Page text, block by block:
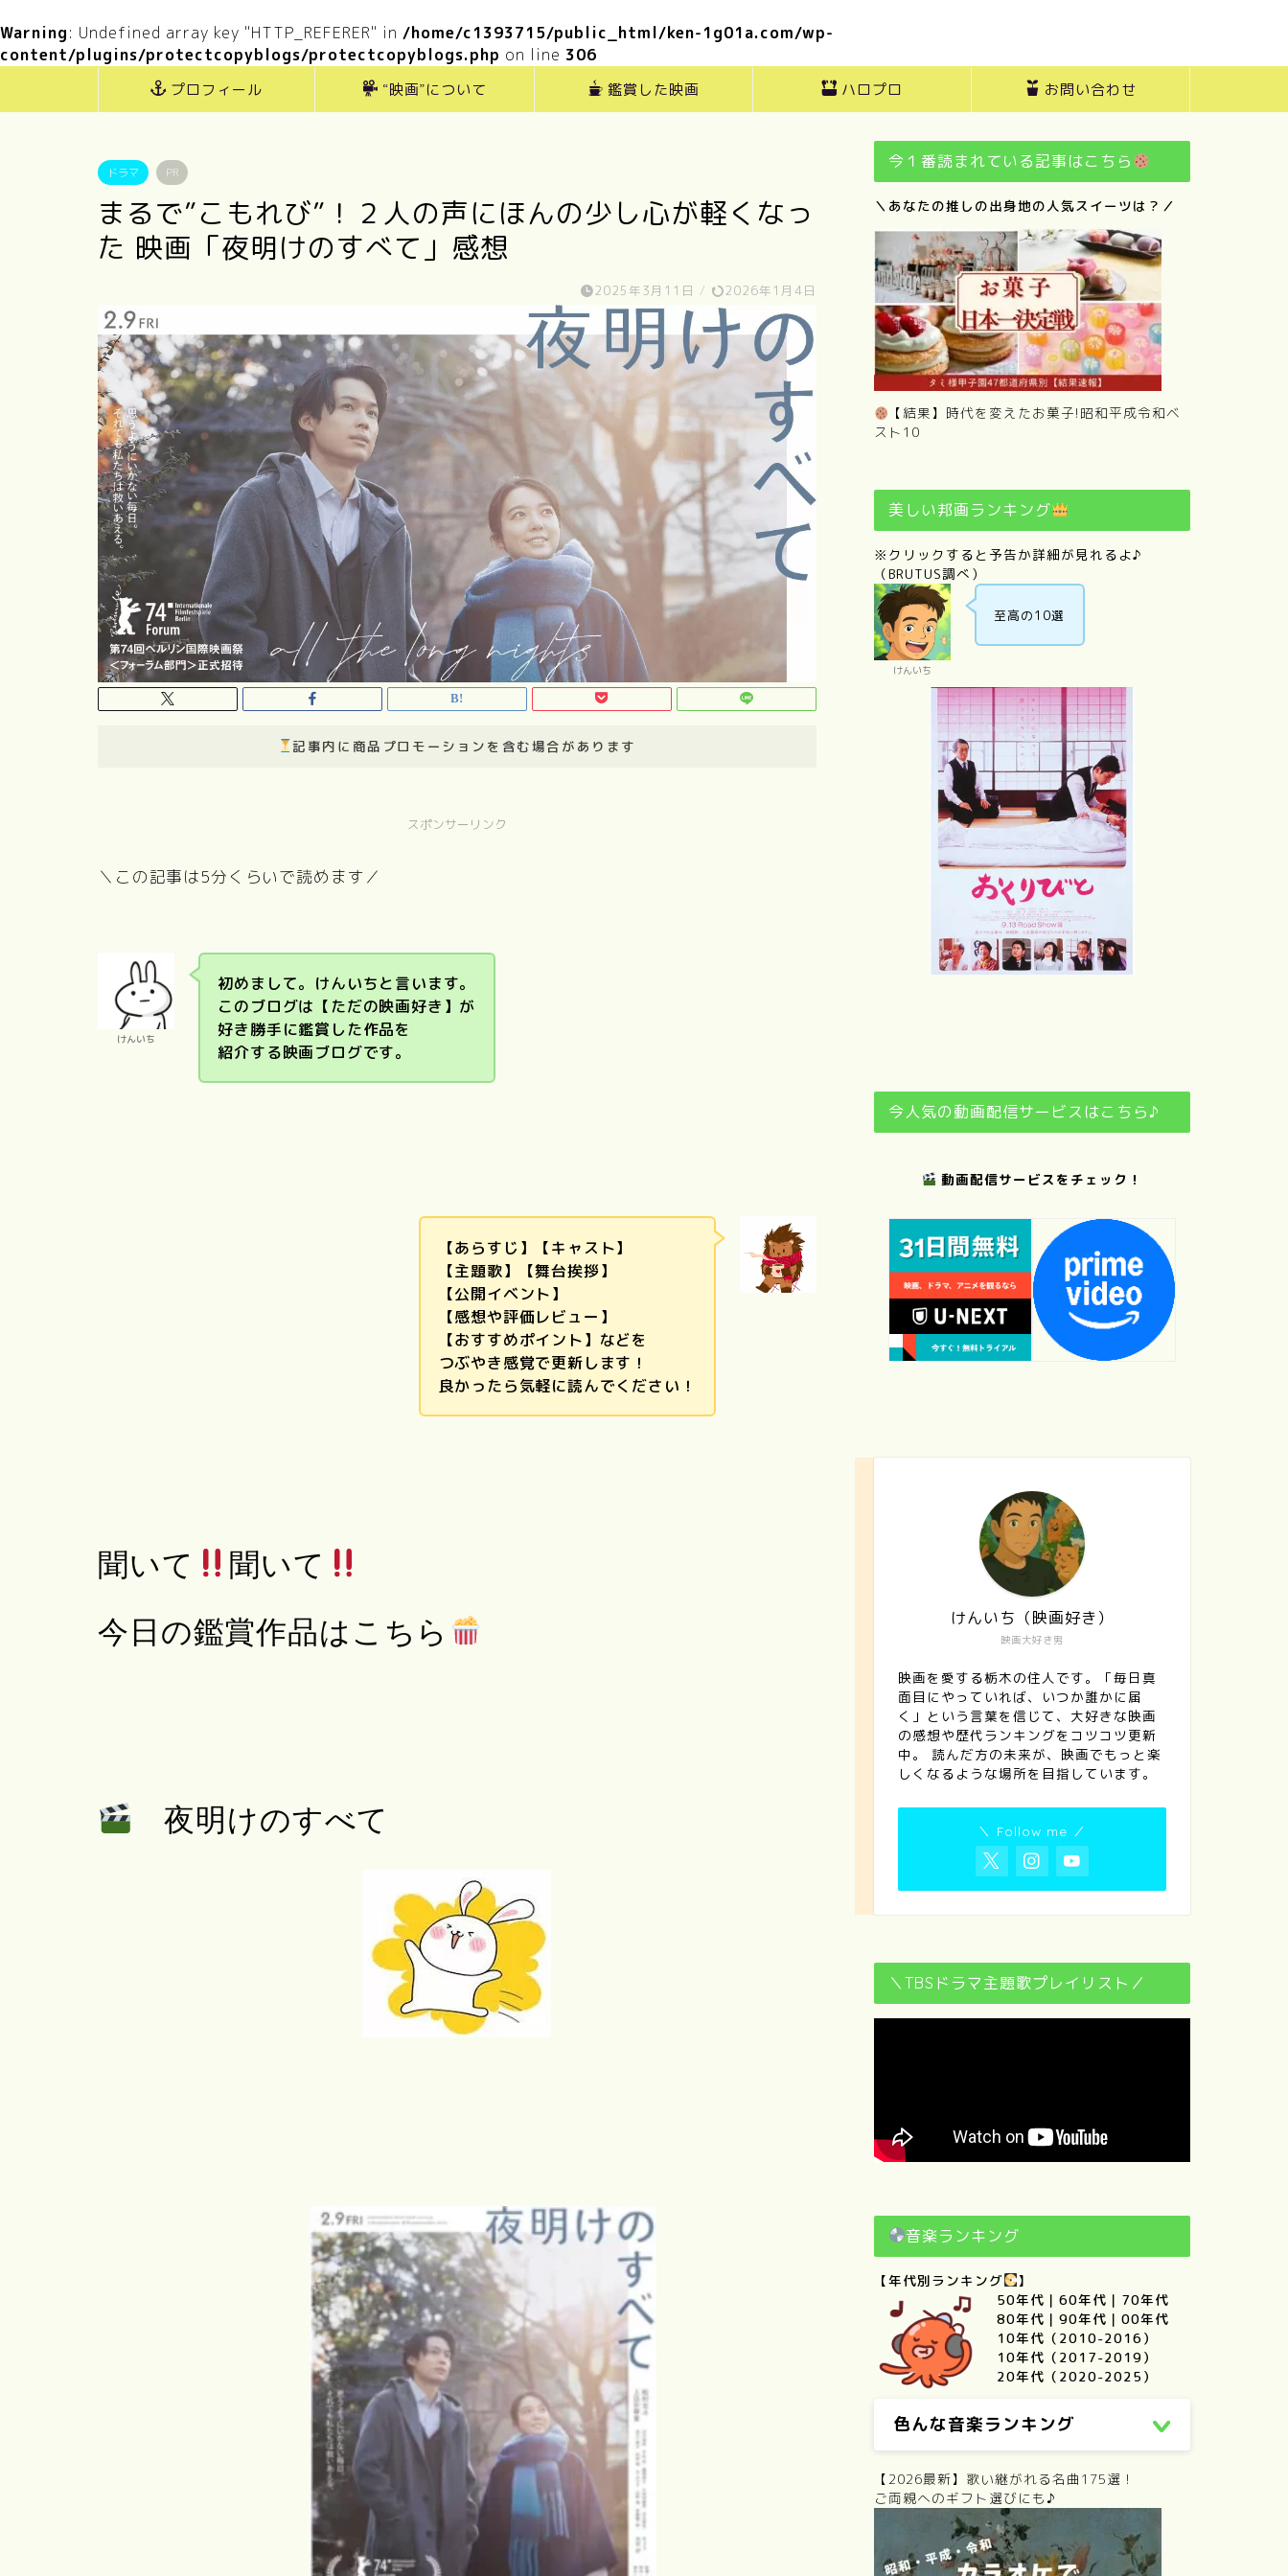
Warning: Undefined array key "HTTP_REFERER" in /home/c1393715/public_html/ken-1g01a.com/wp-
content/plugins/protectcopyblogs/protectcopyblogs.php on line 306
プロフィール “映画”について 鑑賞した映画 ハロプロ お問い合わせ
ドラマ PR
まるで”こもれび”！２人の声にほんの少し心が軽くなっ
た 映画「夜明けのすべて」感想
2025年3月11日 / 2026年1月4日
記事内に商品プロモーションを含む場合があります
スポンサーリンク
＼この記事は5分くらいで読めます／
けんいち
初めまして。けんいちと言います。
このブログは【ただの映画好き】が
好き勝手に鑑賞した作品を
紹介する映画ブログです。
【あらすじ】【キャスト】
【主題歌】【舞台挨拶】
【公開イベント】
【感想や評価レビュー】
【おすすめポイント】などを
つぶやき感覚で更新します！
良かったら気軽に読んでください！
聞いて
聞いて
今日の鑑賞作品はこちら
夜明けのすべて
今１番読まれている記事はこちら
＼あなたの推しの出身地の人気スイーツは？／
【結果】時代を変えたお菓子!昭和平成令和ベ
スト10
美しい邦画ランキング
※クリックすると予告か詳細が見れるよ♪
（BRUTUS調べ）
けんいち
至高の10選
PERFECT
DAYS
東京物語
今人気の動画配信サービスはこちら♪
動画配信サービスをチェック！
映画大好き男
けんいち（映画好き）
映画を愛する栃木の住人です。「毎日真
面目にやっていれば、いつか誰かに届
く」という言葉を信じて、大好きな映画
の感想や歴代ランキングをコツコツ更新
中。 読んだ方の未来が、映画でもっと楽
しくなるような場所を目指しています。
＼ Follow me ／
＼TBSドラマ主題歌プレイリスト／
音楽ランキング
【年代別ランキング
】
50年代 ｜ 60年代 ｜ 70年代
80年代 ｜ 90年代 ｜ 00年代
10年代（2010-2016）
10年代（2017-2019）
20年代（2020-2025）
色んな音楽ランキング
【2026最新】歌い継がれる名曲175選！
ご両親へのギフト選びにも♪